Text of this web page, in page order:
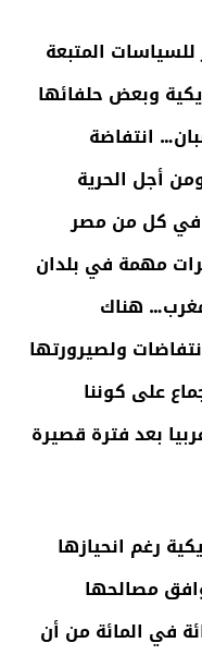
للسياسات المتبعة
وبعض حلفائها
انتفاضة
أجل الحرية
في كل من مصر
مهمة في بلدان
هناك
ولصيرورتها
على كوننا
بعد فترة قصيرة
رغم انحيازها
مصالحها
في المائة من أن